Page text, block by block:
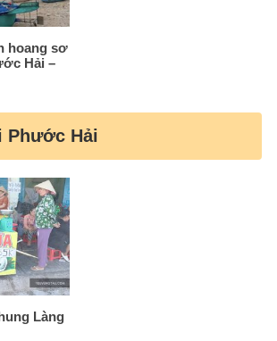
hoang sơ
Hải –
Phước Hải
Làng